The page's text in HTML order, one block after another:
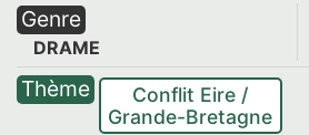
Genre
DRAME
Thème
Conflit Eire /
Grande-Bretagne